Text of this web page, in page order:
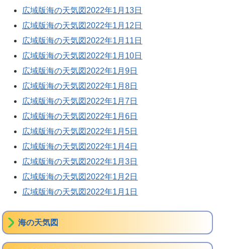
広域版海の天気図2022年1月13日
広域版海の天気図2022年1月12日
広域版海の天気図2022年1月11日
広域版海の天気図2022年1月10日
広域版海の天気図2022年1月9日
広域版海の天気図2022年1月8日
広域版海の天気図2022年1月7日
広域版海の天気図2022年1月6日
広域版海の天気図2022年1月5日
広域版海の天気図2022年1月4日
広域版海の天気図2022年1月3日
広域版海の天気図2022年1月2日
広域版海の天気図2022年1月1日
海の天気図